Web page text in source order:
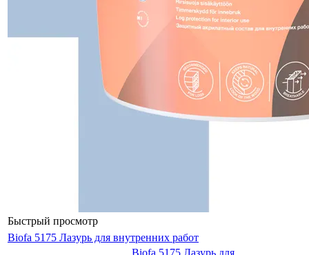
Быстрый просмотр
Biofa 5175 Лазурь для внутренних работ
Biofa 5175 Лазурь для